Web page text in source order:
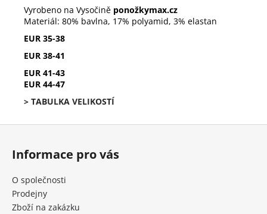
Vyrobeno na Vysočině ponožkymax.cz
Materiál: 80% bavlna, 17% polyamid, 3% elastan
EUR 35-38
EUR 38-41
EUR 41-43
EUR 44-47
> TABULKA VELIKOSTÍ
Z
Informace pro vás
O společnosti
Prodejny
Zboží na zakázku